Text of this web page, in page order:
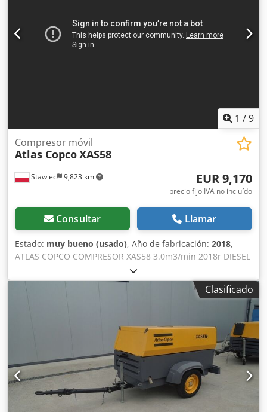
1 /9
Stawiec 9,823 km
Compresor móvil
Atlas CopcoXAS58
EUR 9,170
precio fijo IVA no incluído
Consultar Llamar
Estado: muy bueno (usado), Año de fabricación: 2018,
ATLAS COPCO COMPRESOR XAS58 3.0m3/min 2018r DIESEL
compresor ATLAS COPCO XAS 58 máquina después del
servicio Datos técnicos: capacidad 3.00 m3/min; presión de
trabajo 7 Bar; año de fabricación 2018; Motor KUBOTA
48585 zł A continuación se muestra un enlace a un vídeo
que muestra cómo funciona la máquina
Clasificado